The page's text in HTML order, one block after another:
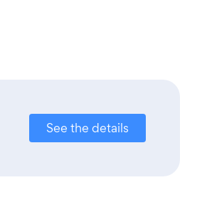
See the details